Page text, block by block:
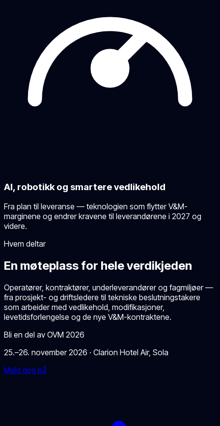
AI, robotikk og smartere vedlikehold
Fra plan til leveranse — teknologien som flytter V&M-
marginene og endrer kravene til leverandørene i 2027 og
videre.
Hvem deltar
En møteplass for hele verdikjeden
Operatører, kontraktører, underleverandører og fagmiljøer —
fra prosjekt- og driftsledere til tekniske beslutningstakere
som arbeider med vedlikehold, modifikasjoner,
levetidsforlengelse og de nye V&M-kontraktene.
Bli en del av OVM 2026
25.–26. november 2026 · Clarion Hotel Air, Sola
Meld deg på